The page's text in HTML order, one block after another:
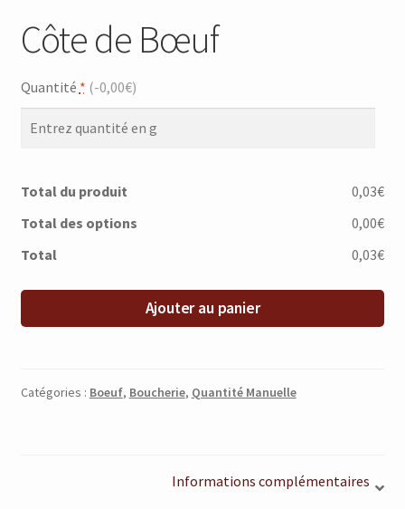
Côte de Bœuf
Quantité * (-0,00€)
Total du produit
0,03€
Total des options
0,00€
Total
0,03€
Ajouter au panier
Catégories : Boeuf, Boucherie, Quantité Manuelle
Informations complémentaires